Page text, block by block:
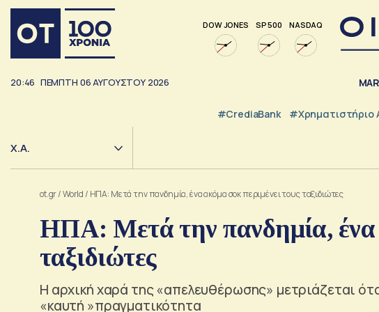
DOW JONES SP 500 NASDAQ
20:46 ΠΕΜΠΤΗ 06ΑΥΓΟΥΣΤΟΥ 2026
#CrediaBank #Χρηματιστήριο
Χ.Α.
ot.gr/World / ΗΠΑ: Μετά την πανδημία, ένα ακόμα σοκ περιμένει τους ταξιδιώτες
ΗΠΑ: Μετά την πανδημία, ένα
ταξιδιώτες
H αρχική χαρά της «απελευθέρωσης» μετριάζεται
«καυτή »πραγματικότητα